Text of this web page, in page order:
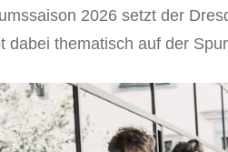
2026 setzt der
dabei thematisch auf der